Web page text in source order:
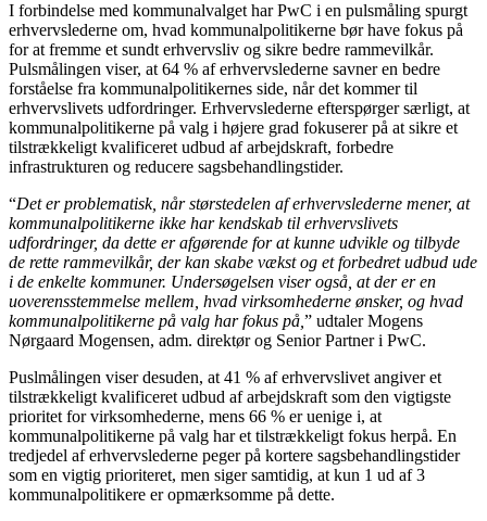
I forbindelse med kommunalvalget har PwC i en pulsmåling spurgt
erhvervslederne om, hvad kommunalpolitikerne bør have fokus på
for at fremme et sundt erhvervsliv og sikre bedre rammevilkår.
Pulsmålingen viser, at 64 % af erhvervslederne savner en bedre
forståelse fra kommunalpolitikernes side, når det kommer til
erhvervslivets udfordringer. Erhvervslederne efterspørger særligt, at
kommunalpolitikerne på valg i højere grad fokuserer på at sikre et
tilstrækkeligt kvalificeret udbud af arbejdskraft, forbedre
infrastrukturen og reducere sagsbehandlingstider.
“Det er problematisk, når størstedelen af erhvervslederne mener, at
kommunalpolitikerne ikke har kendskab til erhvervslivets
udfordringer, da dette er afgørende for at kunne udvikle og tilbyde
de rette rammevilkår, der kan skabe vækst og et forbedret udbud ude
i de enkelte kommuner. Undersøgelsen viser også, at der er en
uoverensstemmelse mellem, hvad virksomhederne ønsker, og hvad
kommunalpolitikerne på valg har fokus på, ” udtaler Mogens
Nørgaard Mogensen, adm. direktør og Senior Partner i PwC.
Puslmålingen viser desuden, at 41 % af erhvervslivet angiver et
tilstrækkeligt kvalificeret udbud af arbejdskraft som den vigtigste
prioritet for virksomhederne, mens 66 % er uenige i, at
kommunalpolitikerne på valg har et tilstrækkeligt fokus herpå. En
tredjedel af erhvervslederne peger på kortere sagsbehandlingstider
som en vigtig prioriteret, men siger samtidig, at kun 1 ud af 3
kommunalpolitikere er opmærksomme på dette.